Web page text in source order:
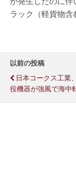
ラック（軽貨物含
以前の投稿
日本コークス工業
役機器が強風で海中